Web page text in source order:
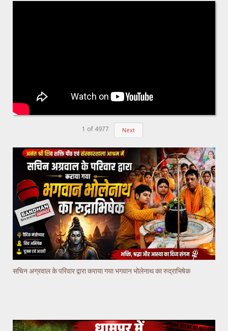
1 of 4977 Next
सचिन अग्रवाल के परिवार द्वारा कराया गया भगवान भोलेनाथ का रुद्राभिषेक